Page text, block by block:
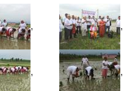
, ,
, ,